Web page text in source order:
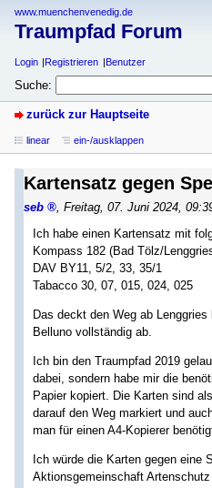
www.muenchenvenedig.de
Traumpfad Forum
Login Registrieren Benutzer
Suche:
zurück zur Hauptseite
linear ein-/ausklappen
Kartensatz gegen
seb Freitag, 07. Juni 2024,
Ich habe einen Kartensatz mit
Kompass 182 (Bad Tölz/
DAV BY11, 5/2, 33, 35/1
Tabacco 30, 07, 015, 024, 025
Das deckt den Weg ab
Belluno vollständig ab.
Ich bin den Traumpfad 2019
dabei, sondern habe mir die
Papier kopiert. Die Karten sind
darauf den Weg markiert und
man für einen A4-Kopierer
Ich würde die Karten gegen eine
Aktionsgemeinschaft Artenschutz